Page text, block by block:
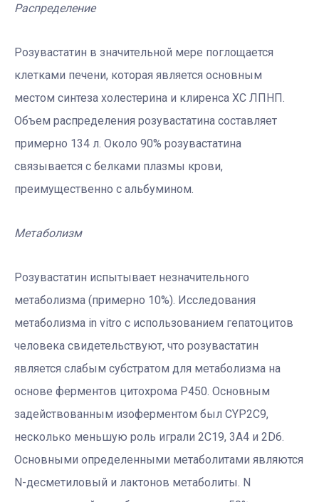
Распределение
Розувастатин в значительной мере поглощается
клетками печени, которая является основным
местом синтеза холестерина и клиренса ХС ЛПНП.
Объем распределения розувастатина составляет
примерно 134 л. Около 90% розувастатина
связывается с белками плазмы крови,
преимущественно с альбумином.
Метаболизм
Розувастатин испытывает незначительного
метаболизма (примерно 10%). Исследования
метаболизма in vitro с использованием гепатоцитов
человека свидетельствуют, что розувастатин
является слабым субстратом для метаболизма на
основе ферментов цитохрома Р450. Основным
задействованным изоферментом был CYP2C9,
несколько меньшую роль играли 2C19, 3A4 и 2D6.
Основными определенными метаболитами являются
N-десметиловый и лактонов метаболиты. N